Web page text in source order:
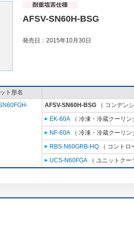
AFSV-SN60H-BSG
発売日：2015年10月30日
ト形名
AFSV-SN60H-BSG （ コンデン
EK-60A （ 冷凍・冷蔵クーリ
NF-60A （ 冷凍・冷蔵クーリ
RBS-N60GRB-HQ （ コント
UCS-N60FGA （ ユニットク